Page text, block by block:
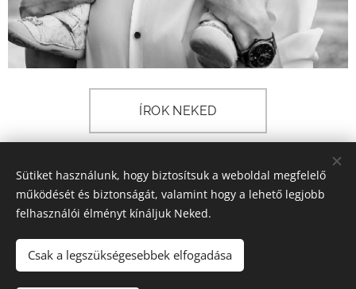
ÍROK NEKED
Zsóri-Sipos Kata+36703317125
Minden jog fenntartva 2025
A képek és tartalmak (teljes weboldal) szerzői jogi védelem alatt
állnak,
felhasználásuk a szerző engedélye nélkül TILOS!
Sütiket használunk, hogy biztosítsuk a weboldal megfelelő
működését és biztonságát, valamint hogy a lehető legjobb
felhasználói élményt kínáljuk Neked.
Csak a legszükségesebbek elfogadása